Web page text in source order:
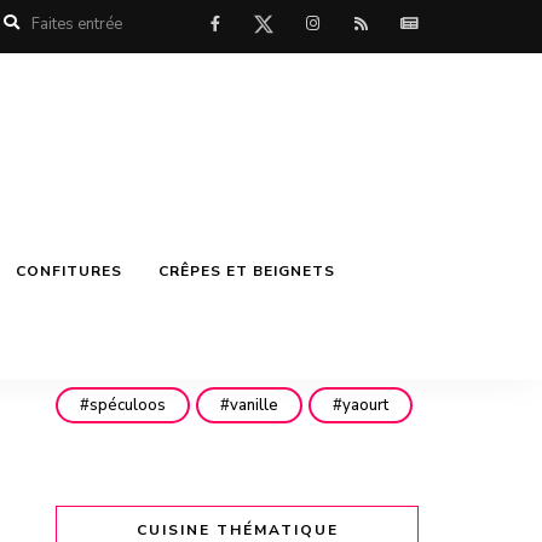
CONFITURES CRÊPES ET BEIGNETS
menthe
pistaches poires
spéculoos vanille yaourt
CUISINE THÉMATIQUE